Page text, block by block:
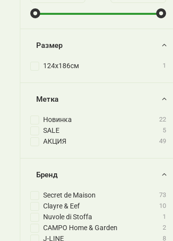
Размер
124x186см 1
Метка
Новинка 22
SALE 5
АКЦИЯ 49
Бренд
Secret de Maison 73
Clayre & Eef 10
Nuvole di Stoffa 1
CAMPO Home & Garden 2
J-LINE 8